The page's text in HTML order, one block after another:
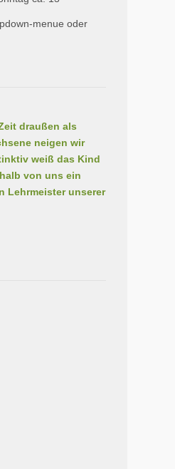
menue oder
draußen als
neigen wir
weiß das Kind
von uns ein
Lehrmeister unserer